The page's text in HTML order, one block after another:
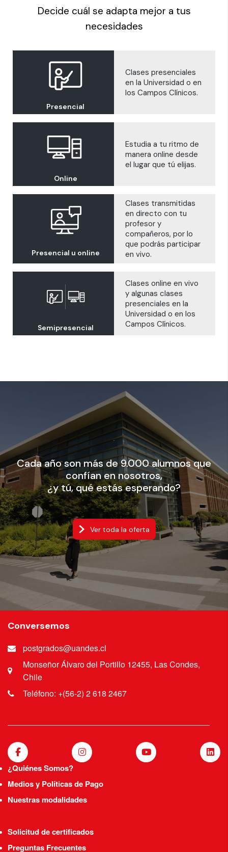
Decide cuál se adapta mejor a tus
necesidades
Presencial
Clases presenciales
en la Universidad o en
los Campos Clínicos.
Online
Estudia a tu ritmo de
manera online desde
el lugar que tú elijas.
Presencial u online
Clases transmitidas
en directo con tu
profesor y
compañeros, por lo
que podrás participar
en vivo.
Semipresencial
Clases online en vivo
y algunas clases
presenciales en la
Universidad o en los
Campos Clínicos.
Cada año son más de 9.000 alumnos que
confían en nosotros,
¿y tú, qué estás esperando?
Ver toda la oferta
Conversemos
postgrados@uandes.cl
Monseñor Álvaro del Portillo 12455, Las Condes,
Chile
Teléfono: +(56-2) 2 618 2467
¿Quiénes Somos?
Medios y Políticas de Pago
Nuestras modalidades
Solicitud de certificados
Preguntas Frecuentes